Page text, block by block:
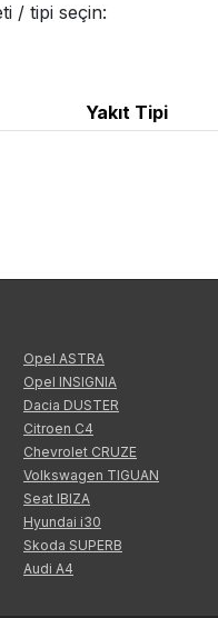
/ tipi seçin:
Yakıt Tipi
Opel ASTRA
Opel INSIGNIA
Dacia DUSTER
Citroen C4
Chevrolet CRUZE
Volkswagen TIGUAN
Seat IBIZA
Hyundai i30
Skoda SUPERB
Audi A4